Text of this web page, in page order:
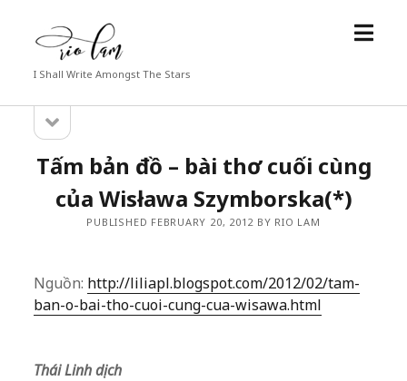
Rio
Lam
I Shall Write Amongst The Stars
open
Sidebarsidebar
Tấm bản đồ – bài thơ cuối cùng
của Wisława Szymborska(*)
PUBLISHED FEBRUARY 20, 2012 BY RIO LAM
Nguồn: http://liliapl.blogspot.com/2012/02/tam-
ban-o-bai-tho-cuoi-cung-cua-wisawa.html
Thái Linh dịch